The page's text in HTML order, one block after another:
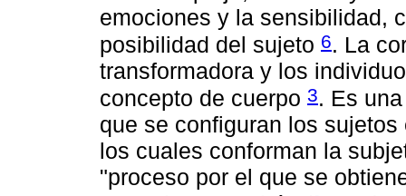
emociones y la sensibilidad,
posibilidad del sujeto 6. La
transformadora y los
concepto de cuerpo 3. Es
que se configuran los
los cuales conforman la
"proceso por el que se